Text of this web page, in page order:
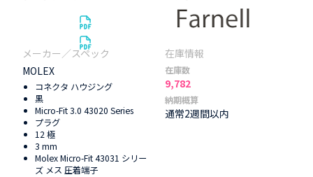
MOLEX
コネクタ ハウジング
黒
Micro-Fit 3.0 43020 Series
プラグ
12 極
3 mm
Molex Micro-Fit 43031 シリー
ズ メス 圧着端子
在庫数
9,782
納期概算
通常2週間以内